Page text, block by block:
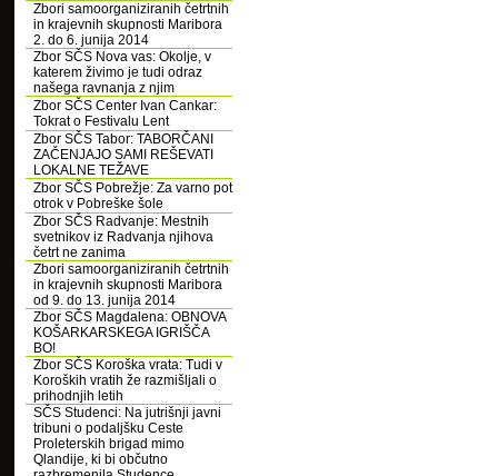
Zbori samoorganiziranih četrtnih
in krajevnih skupnosti Maribora
2. do 6. junija 2014
Zbor SČS Nova vas: Okolje, v
katerem živimo je tudi odraz
našega ravnanja z njim
Zbor SČS Center Ivan Cankar:
Tokrat o Festivalu Lent
Zbor SČS Tabor: TABORČANI
ZAČENJAJO SAMI REŠEVATI
LOKALNE TEŽAVE
Zbor SČS Pobrežje: Za varno pot
otrok v Pobreške šole
Zbor SČS Radvanje: Mestnih
svetnikov iz Radvanja njihova
četrt ne zanima
Zbori samoorganiziranih četrtnih
in krajevnih skupnosti Maribora
od 9. do 13. junija 2014
Zbor SČS Magdalena: OBNOVA
KOŠARKARSKEGA IGRIŠČA
BO!
Zbor SČS Koroška vrata: Tudi v
Koroških vratih že razmišljali o
prihodnjih letih
SČS Studenci: Na jutrišnji javni
tribuni o podaljšku Ceste
Proleterskih brigad mimo
Qlandije, ki bi občutno